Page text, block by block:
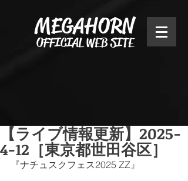
MEGAHORN
OFFICIAL WEB SITE
【ライブ情報更新】2025-
4-12［東京都世田谷区］
『ナチュスクフェス2025 ZZ』